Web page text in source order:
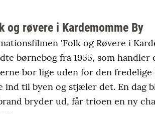
og røvere i Kardemomme By
'Folk og Røvere i
børnebog fra 1955, som
bor lige uden for den
ind til byen og stjæler det. En dag
bryder ud, får trioen en ny